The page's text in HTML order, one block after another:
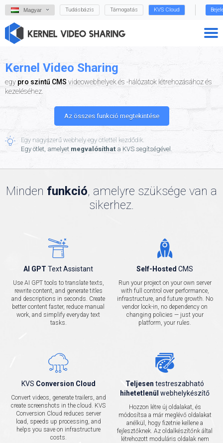
Magyar Tudásbázis Támogatás KVS Cloud
Kernel Video Sharing
egy pro szintű CMS videowebhelyek és -hálózatok létrehozásához és
kezeléséhez.
Az összes funkció megtekintése
Egy nagyszerű webhely egy ötlettel kezdődik.
Egy ötlet, amelyet megvalósíthat a KVS segítségével.
Minden funkció, amelyre szüksége van a
sikerhez.
AI GPT Text Assistant
Use AI GPT tools to translate texts,
rewrite content, and generate titles
and descriptions in seconds. Create
better content faster, reduce manual
work, and simplify everyday text
tasks.
Self-Hosted CMS
Run your project on your own server
with full control over performance,
infrastructure, and future growth. No
vendor lock-in, no dependency on
changing policies — just your
platform, your rules.
KVS Conversion Cloud
Convert videos, generate trailers, and
create screenshots in the cloud. KVS
Conversion Cloud reduces server
load, speeds up processing, and
helps you save on infrastructure
costs.
Teljesen testreszabható
hihetetlenül webhelykészítő
Hozzon létre új oldalakat, és
módosítsa a már meglévő oldalakat
anélkül, hogy fizetnie kellene a
fejlesztőknek. Az oldalkészítőnk által
létrehozott moduláris oldalak nem